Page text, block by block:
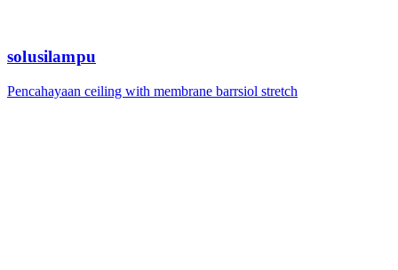
solusilampu
Pencahayaan ceiling with membrane barrsiol stretch